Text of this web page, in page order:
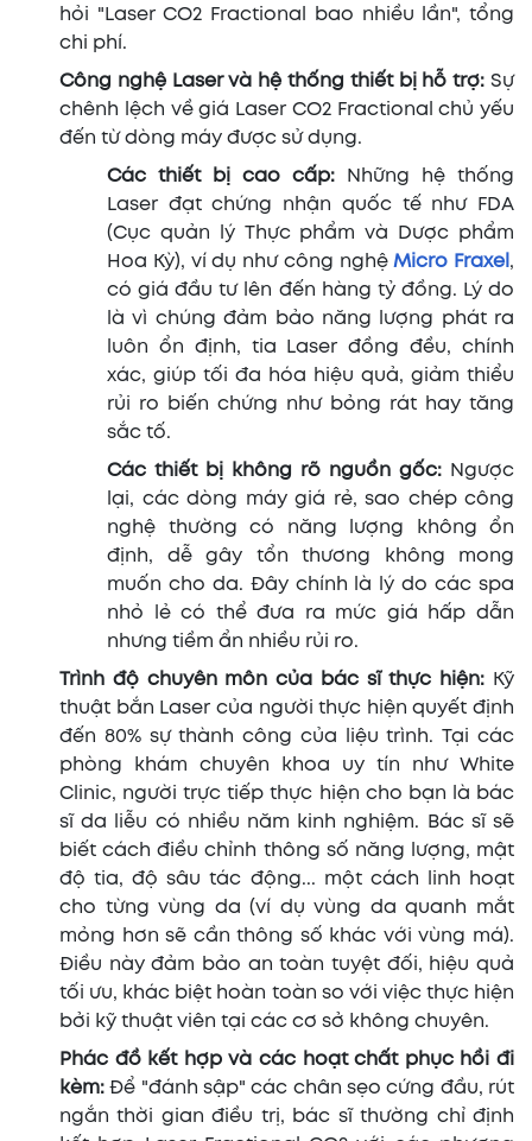
hỏi "Laser CO2 Fractional bao nhiều lần", tổng
chi phí.
Công nghệ Laser và hệ thống thiết bị hỗ trợ: Sự
chênh lệch về giá Laser CO2 Fractional chủ yếu
đến từ dòng máy được sử dụng.
Các thiết bị cao cấp:
Những hệ thống
Laser đạt chứng nhận quốc tế như FDA
(Cục quản lý Thực phẩm và Dược phẩm
Hoa Kỳ), ví dụ như công nghệMicro Fraxel ,
có giá đầu tư lên đến hàng tỷ đồng. Lý do
là vì chúng đảm bảo năng lượng phát ra
luôn ổn định, tia Laser đồng đều, chính
xác, giúp tối đa hóa hiệu quả, giảm thiểu
rủi ro biến chứng như bỏng rát hay tăng
sắc tố.
Các thiết bị không rõ nguồn gốc:
Ngược
lại, các dòng máy giá rẻ, sao chép công
nghệ thường có năng lượng không ổn
định, dễ gây tổn thương không mong
muốn cho da. Đây chính là lý do các spa
nhỏ lẻ có thể đưa ra mức giá hấp dẫn
nhưng tiềm ẩn nhiều rủi ro.
Trình độ chuyên môn của bác sĩ thực hiện: Kỹ
thuật bắn Laser của người thực hiện quyết định
đến 80% sự thành công của liệu trình. Tại các
phòng khám chuyên khoa uy tín như White
Clinic, người trực tiếp thực hiện cho bạn là bác
sĩ da liễu có nhiều năm kinh nghiệm. Bác sĩ sẽ
biết cách điều chỉnh thông số năng lượng, mật
độ tia, độ sâu tác động... một cách linh hoạt
cho từng vùng da (ví dụ vùng da quanh mắt
mỏng hơn sẽ cần thông số khác với vùng má).
Điều này đảm bảo an toàn tuyệt đối, hiệu quả
tối ưu, khác biệt hoàn toàn so với việc thực hiện
bởi kỹ thuật viên tại các cơ sở không chuyên.
Phác đồ kết hợp và các hoạt chất phục hồi đi
kèm:Để "đánh sập" các chân sẹo cứng đầu, rút
ngắn thời gian điều trị, bác sĩ thường chỉ định